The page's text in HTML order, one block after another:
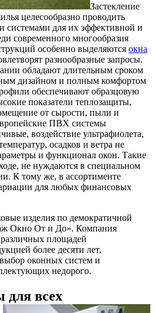
Застекление
целесообразно проводить
для их эффективной и
современного многообразия
особенно выделяются окна
разнообразные запросы.
обладают длительным сроком
дизайном и полным комфортом
обеспечивают образцовую
показатели теплозащиты,
от сырости, пыли и
ПВХ системы
воздействие ультрафиолета,
осадков и ветра не
и функционал окон. Такие
не нуждаются в специальном
К тому же, в ассортименте
для любых финансовых
изделия по демократичной
Окно От и До». Компания
различных площадей
более десяти лет,
оконных систем и
недорого.
всех